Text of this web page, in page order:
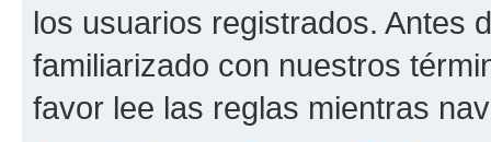
los usuarios registrados. Antes
familiarizado con nuestros
favor lee las reglas mientras